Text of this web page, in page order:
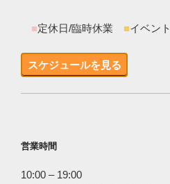
■定休日/臨時休業 ■イベント
スケジュールを見る
営業時間
10:00 – 19:00